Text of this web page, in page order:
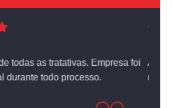
dez! O equipamento que comprei
a desejar.